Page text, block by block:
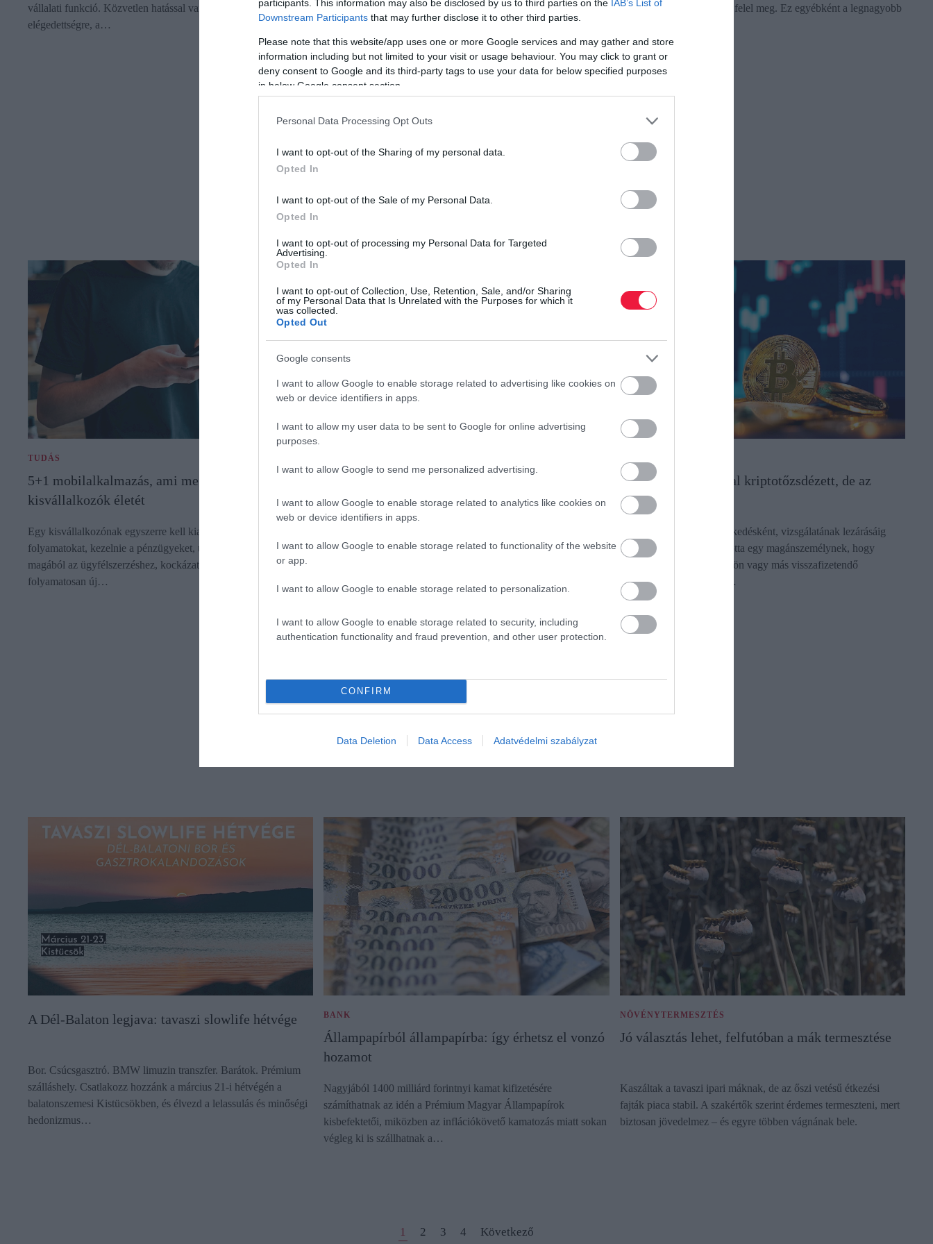
participants. This information may also be disclosed by us to third parties on the IAB’s List of
Downstream Participants that may further disclose it to other third parties.
Please note that this website/app uses one or more Google services and may gather and store
information including but not limited to your visit or usage behaviour. You may click to grant or
deny consent to Google and its third-party tags to use your data for below specified purposes
in below Google consent section.
Personal Data Processing Opt Outs
I want to opt-out of the Sharing of my personal data.
Opted In
I want to opt-out of the Sale of my Personal Data.
Opted In
I want to opt-out of processing my Personal Data for Targeted
Advertising.
Opted In
I want to opt-out of Collection, Use, Retention, Sale, and/or Sharing
of my Personal Data that Is Unrelated with the Purposes for which it
was collected.
Opted Out
Google consents
I want to allow Google to enable storage related to advertising like cookies on
web or device identifiers in apps.
I want to allow my user data to be sent to Google for online advertising
purposes.
I want to allow Google to send me personalized advertising.
I want to allow Google to enable storage related to analytics like cookies on
web or device identifiers in apps.
I want to allow Google to enable storage related to functionality of the website
or app.
I want to allow Google to enable storage related to personalization.
I want to allow Google to enable storage related to security, including
authentication functionality and fraud prevention, and other user protection.
CONFIRM
Data Deletion Data Access Adatvédelmi szabályzat
vállalati funkció. Közvetlen hatással van a munkavállalói
elégedettségre, a…
(Diospyros kaki). Ezen persze lehet mosolyogni, de nem ez a
lényeg. Hanem az, hogy a…
százalékos növekedésnek felel meg. Ez egyébként a legnagyobb
TUDÁS
5+1 mobilalkalmazás, ami megkönnyíti a
kisvállalkozók életét
Egy kisvállalkozónak egyszerre kell kialakítania az üzleti
folyamatokat, kezelnie a pénzügyeket, új ötleteket kicsiholnia
magából az ügyfélszerzéshez, kockázatokat elemeznie és
folyamatosan új…
Így éri meg hitelkiváltásra fordítani a Babavárót
hitel egy szabadon felhasználható konstrukció, vagyis arra is
Százak milliárdjaival kriptotőzsdézett, de az
MNB kiszúrta
Az MNB ideiglenes intézkedésként, vizsgálatának lezárásáig
azonnali hatállyal megtiltotta egy magánszemélynek, hogy
jogosulatlan betétet gyűjtsön vagy más visszafizetendő
pénzeszközt fogadjon el…
A Dél-Balaton legjava: tavaszi slowlife hétvége
Bor. Csúcsgasztró. BMW limuzin transzfer. Barátok. Prémium
szálláshely. Csatlakozz hozzánk a március 21-i hétvégén a
balatonszemesi Kistücsökben, és élvezd a lelassulás és minőségi
hedonizmus…
BANK
Állampapírból állampapírba: így érhetsz el vonzó
hozamot
Nagyjából 1400 milliárd forintnyi kamat kifizetésére
számíthatnak az idén a Prémium Magyar Állampapírok
kisbefektetői, miközben az inflációkövető kamatozás miatt sokan
végleg ki is szállhatnak a…
NÖVÉNYTERMESZTÉS
Jó választás lehet, felfutóban a mák termesztése
Kaszáltak a tavaszi ipari máknak, de az őszi vetésű étkezési
fajták piaca stabil. A szakértők szerint érdemes termeszteni, mert
biztosan jövedelmez – és egyre többen vágnának bele.
1 2 3 4 Következő